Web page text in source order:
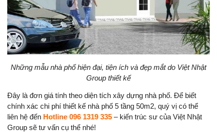
Những mẫu nhà phố hiện đại, tiện ích và đẹp mắt do Việt Nhật
Group thiết kế
Đây là đơn giá tính theo diện tích xây dựng nhà phố. Để biết
chính xác chi phí thiết kế nhà phố 5 tầng 50m2, quý vị có thể
liên hệ đến Hotline 096 1319 335 – kiến trúc sư của Việt Nhật
Group sẽ tư vấn cụ thể nhé!